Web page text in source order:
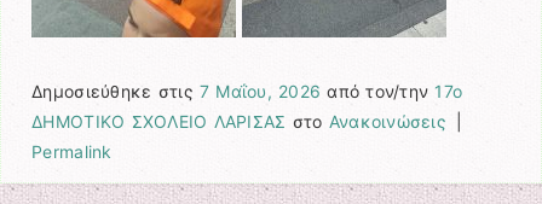
Δημοσιεύθηκε στις 7 Μαΐου, 2026 από τον/την17ο
ΔΗΜΟΤΙΚΟ ΣΧΟΛΕΙΟ ΛΑΡΙΣΑΣ στο Ανακοινώσεις
Permalink